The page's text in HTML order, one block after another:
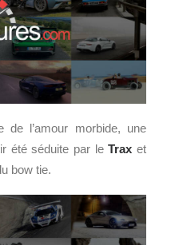
de l’amour morbide, une
été séduite par leTrax et
bow tie.